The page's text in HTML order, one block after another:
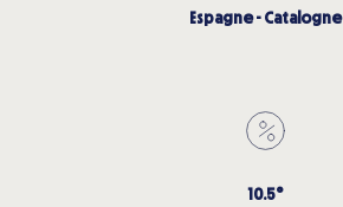
Espagne - Catalogne
10.5°